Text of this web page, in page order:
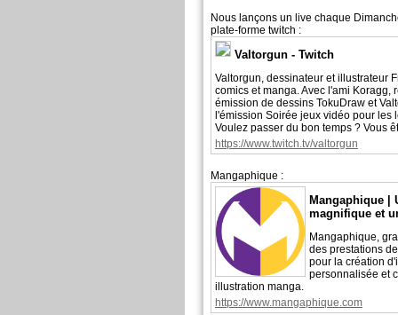
Nous lançons un live chaque
plate-forme twitch :
Valtorgun - Twitch
Valtorgun, dessinateur et illustrateur
comics et manga. Avec l'ami Koragg,
émission de dessins TokuDraw et
l'émission Soirée jeux vidéo pour les
Voulez passer du bon temps ? Vous
https://www.twitch.tv/valtorgun
Mangaphique :
Mangaphique |
magnifique et
Mangaphique,
des prestations
pour la création
personnalisée et
illustration manga.
https://www.mangaphique.com